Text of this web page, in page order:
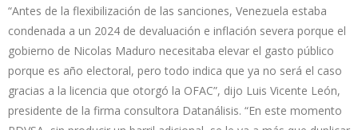
“Antes de la flexibilización de las sanciones, Venezuela estaba
condenada a un 2024 de devaluación e inflación severa porque el
gobierno de Nicolas Maduro necesitaba elevar el gasto público
porque es año electoral, pero todo indica que ya no será el caso
gracias a la licencia que otorgó la OFAC”, dijo Luis Vicente León,
presidente de la firma consultora Datanálisis. “En este momento